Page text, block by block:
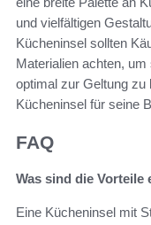
und vielfältigen
Kücheninsel sollten
Materialien achten,
optimal zur Geltung zu
Kücheninsel für seine
FAQ
Was sind die
Eine Kücheninsel mit